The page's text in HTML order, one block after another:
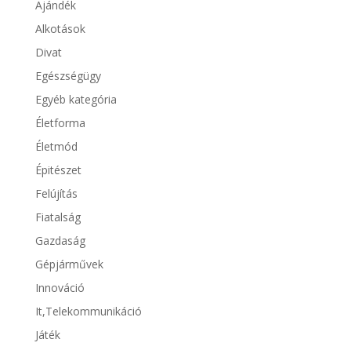
Ajándék
Alkotások
Divat
Egészségügy
Egyéb kategória
Életforma
Életmód
Épitészet
Felújítás
Fiatalság
Gazdaság
Gépjárművek
Innováció
It,Telekommunikáció
Játék